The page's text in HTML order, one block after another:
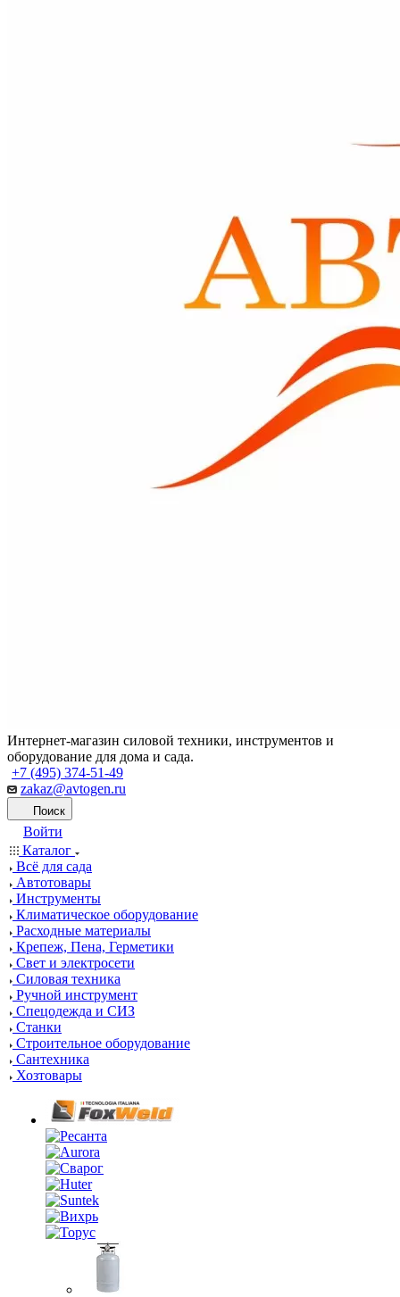
Интернет-магазин силовой техники, инструментов и
оборудование для дома и сада.
+7 (495) 374-51-49
zakaz@avtogen.ru
Поиск
Войти
Каталог
Всё для сада
Автотовары
Инструменты
Климатическое оборудование
Расходные материалы
Крепеж, Пена, Герметики
Свет и электросети
Силовая техника
Ручной инструмент
Спецодежда и СИЗ
Станки
Строительное оборудование
Сантехника
Хозтовары